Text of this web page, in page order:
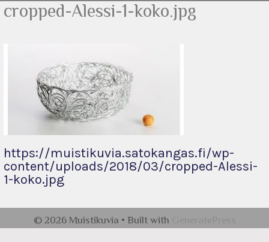
cropped-Alessi-1-koko.jpg
https://muistikuvia.satokangas.fi/wp-
content/uploads/2018/03/cropped-Alessi-
1-koko.jpg
© 2026 Muistikuvia • Built with